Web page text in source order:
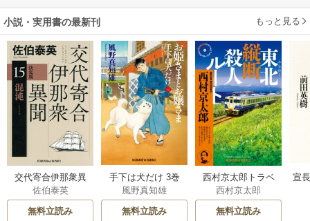
小説・実用書の最新刊 もっと見る
交代寄合伊那衆異
聞 15巻
佐伯泰英
無料立読み
手下は犬だけ 3巻
風野真知雄
無料立読み
西村京太郎トラベ
ルミステリー・セ
レクション 2巻
西村京太郎
無料立読み
宣